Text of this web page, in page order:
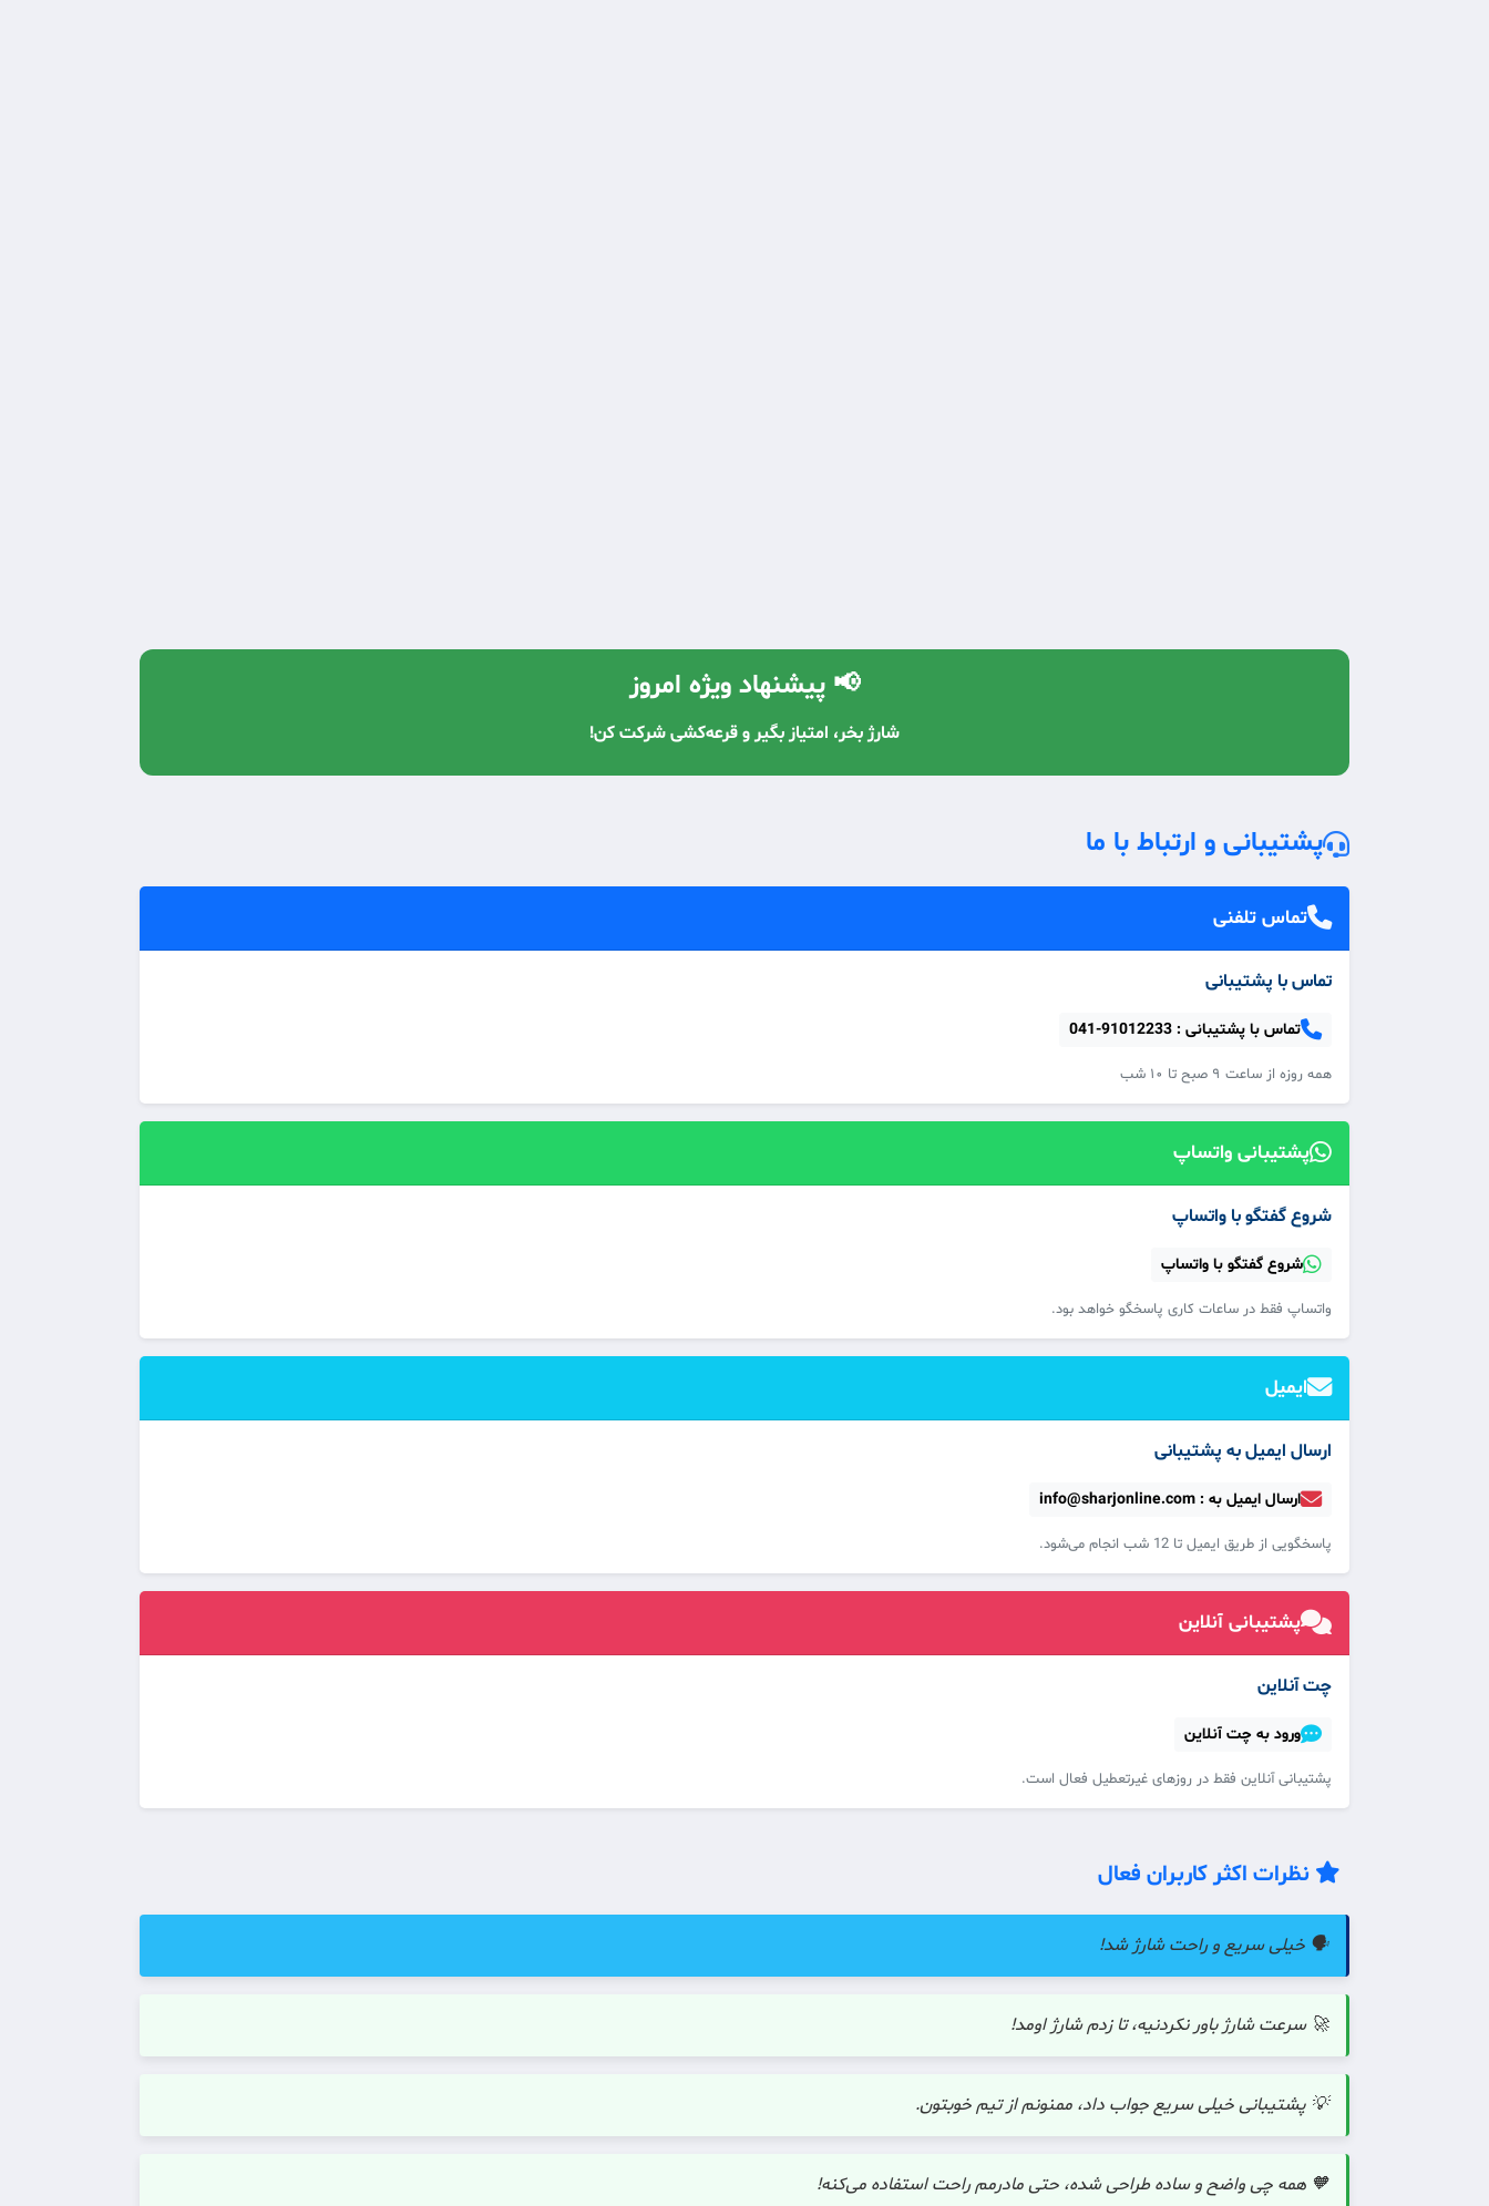
📢 پیشنهاد ویژه امروز
با معرفی دوستان، شارژ رایگان دریافت کن! 🔥
پشتیبانی و ارتباط با ما
تماس تلفنی
تماس با پشتیبانی
تماس با پشتیبانی : 041-91012233
همه‌ روزه از ساعت ۹ صبح تا ۱۰ شب
پشتیبانی واتساپ
شروع گفتگو با واتساپ
شروع گفتگو با واتساپ
واتساپ فقط در ساعات کاری پاسخگو خواهد بود.
ایمیل
ارسال ایمیل به پشتیبانی
ارسال ایمیل به : info@sharjonline.com
پاسخگویی از طریق ایمیل تا 12 شب انجام می‌شود.
پشتیبانی آنلاین
چت آنلاین
ورود به چت آنلاین
پشتیبانی آنلاین فقط در روزهای غیرتعطیل فعال است.
نظرات اکثر کاربران فعال
🗣️ خیلی سریع و راحت شارژ شد!
🚀 سرعت شارژ باور نکردنیه، تا زدم شارژ اومد!
💡 پشتیبانی خیلی سریع جواب داد، ممنونم از تیم خوبتون.
🧡 همه چی واضح و ساده طراحی شده، حتی مادرمم راحت استفاده می‌کنه!